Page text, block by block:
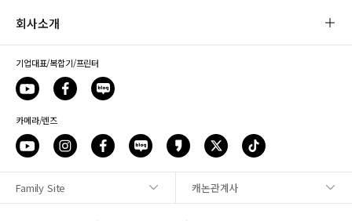
사이트맵
회사소개
기업대표/복합기/프린터
카메라/렌즈
Family Site 캐논관계사